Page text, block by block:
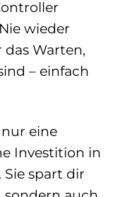
wieder
Warten,
– einfach
eine
Investition in
spart dir